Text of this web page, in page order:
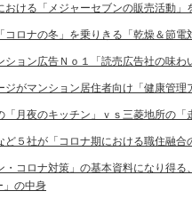
おける「メジャーセブンの販売活動」
コロナの冬」を乗りきる「乾燥＆節電
ション広告Ｎｏ１「読売広告社の味わ
ジがマンション居住者向け「健康管理
「月夜のキッチン」ｖｓ三菱地所の「
ど５社が「コロナ期における職住融
・コロナ対策」の基本資料になり得
」の中身